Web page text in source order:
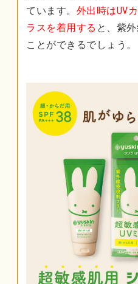
ています。 外出時はUV
ラスを着用する と、紫
ことができるでしょう。